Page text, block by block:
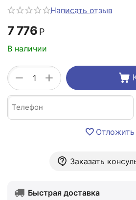
Написать отзыв
7 776 Р
В наличии
+
−
Отложить
Заказать
Быстрая доставка